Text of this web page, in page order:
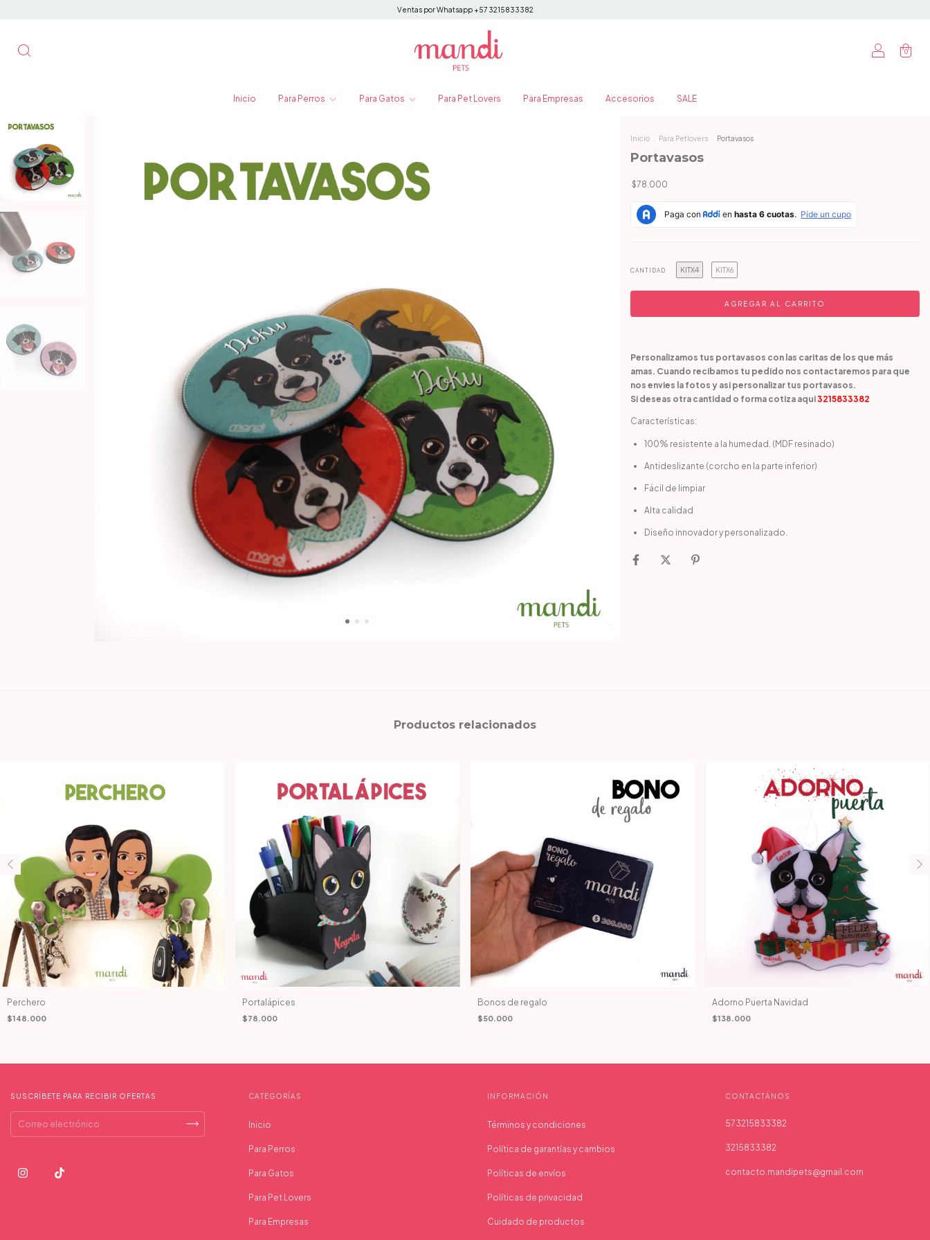
Ventas por Whatsapp +57 3215833382
0
Inicio Para Perros Para Gatos Para Pet Lovers Para Empresas Accesorios SALE
Inicio Para Petlovers Portavasos
Portavasos
$78.000
CANTIDAD KITX4 KITX6
Personalizamos tus portavasos con las caritas de los que más
amas. Cuando recibamos tu pedido nos contactaremos para que
nos envies la fotos y asi personalizar tus portavasos.
Si deseas otra cantidad o forma cotiza aqui3215833382
Características:
100% resistente a la humedad. (MDF resinado)
Antideslizante (corcho en la parte inferior)
Fácil de limpiar
Alta calidad
Diseño innovador y personalizado.
Productos relacionados
Perchero
$148.000
Portalápices
$78.000
Bonos de regalo
$50.000
Adorno Puerta Navidad
$138.000
SUSCRÍBETE PARA RECIBIR OFERTAS CATEGORÍAS
Inicio
Para Perros
Para Gatos
Para Pet Lovers
Para Empresas
INFORMACIÓN
Términos y condiciones
Política de garantías y cambios
Políticas de envíos
Políticas de privacidad
Cuidado de productos
CONTACTÁNOS
573215833382
3215833382
contacto.mandipets@gmail.com